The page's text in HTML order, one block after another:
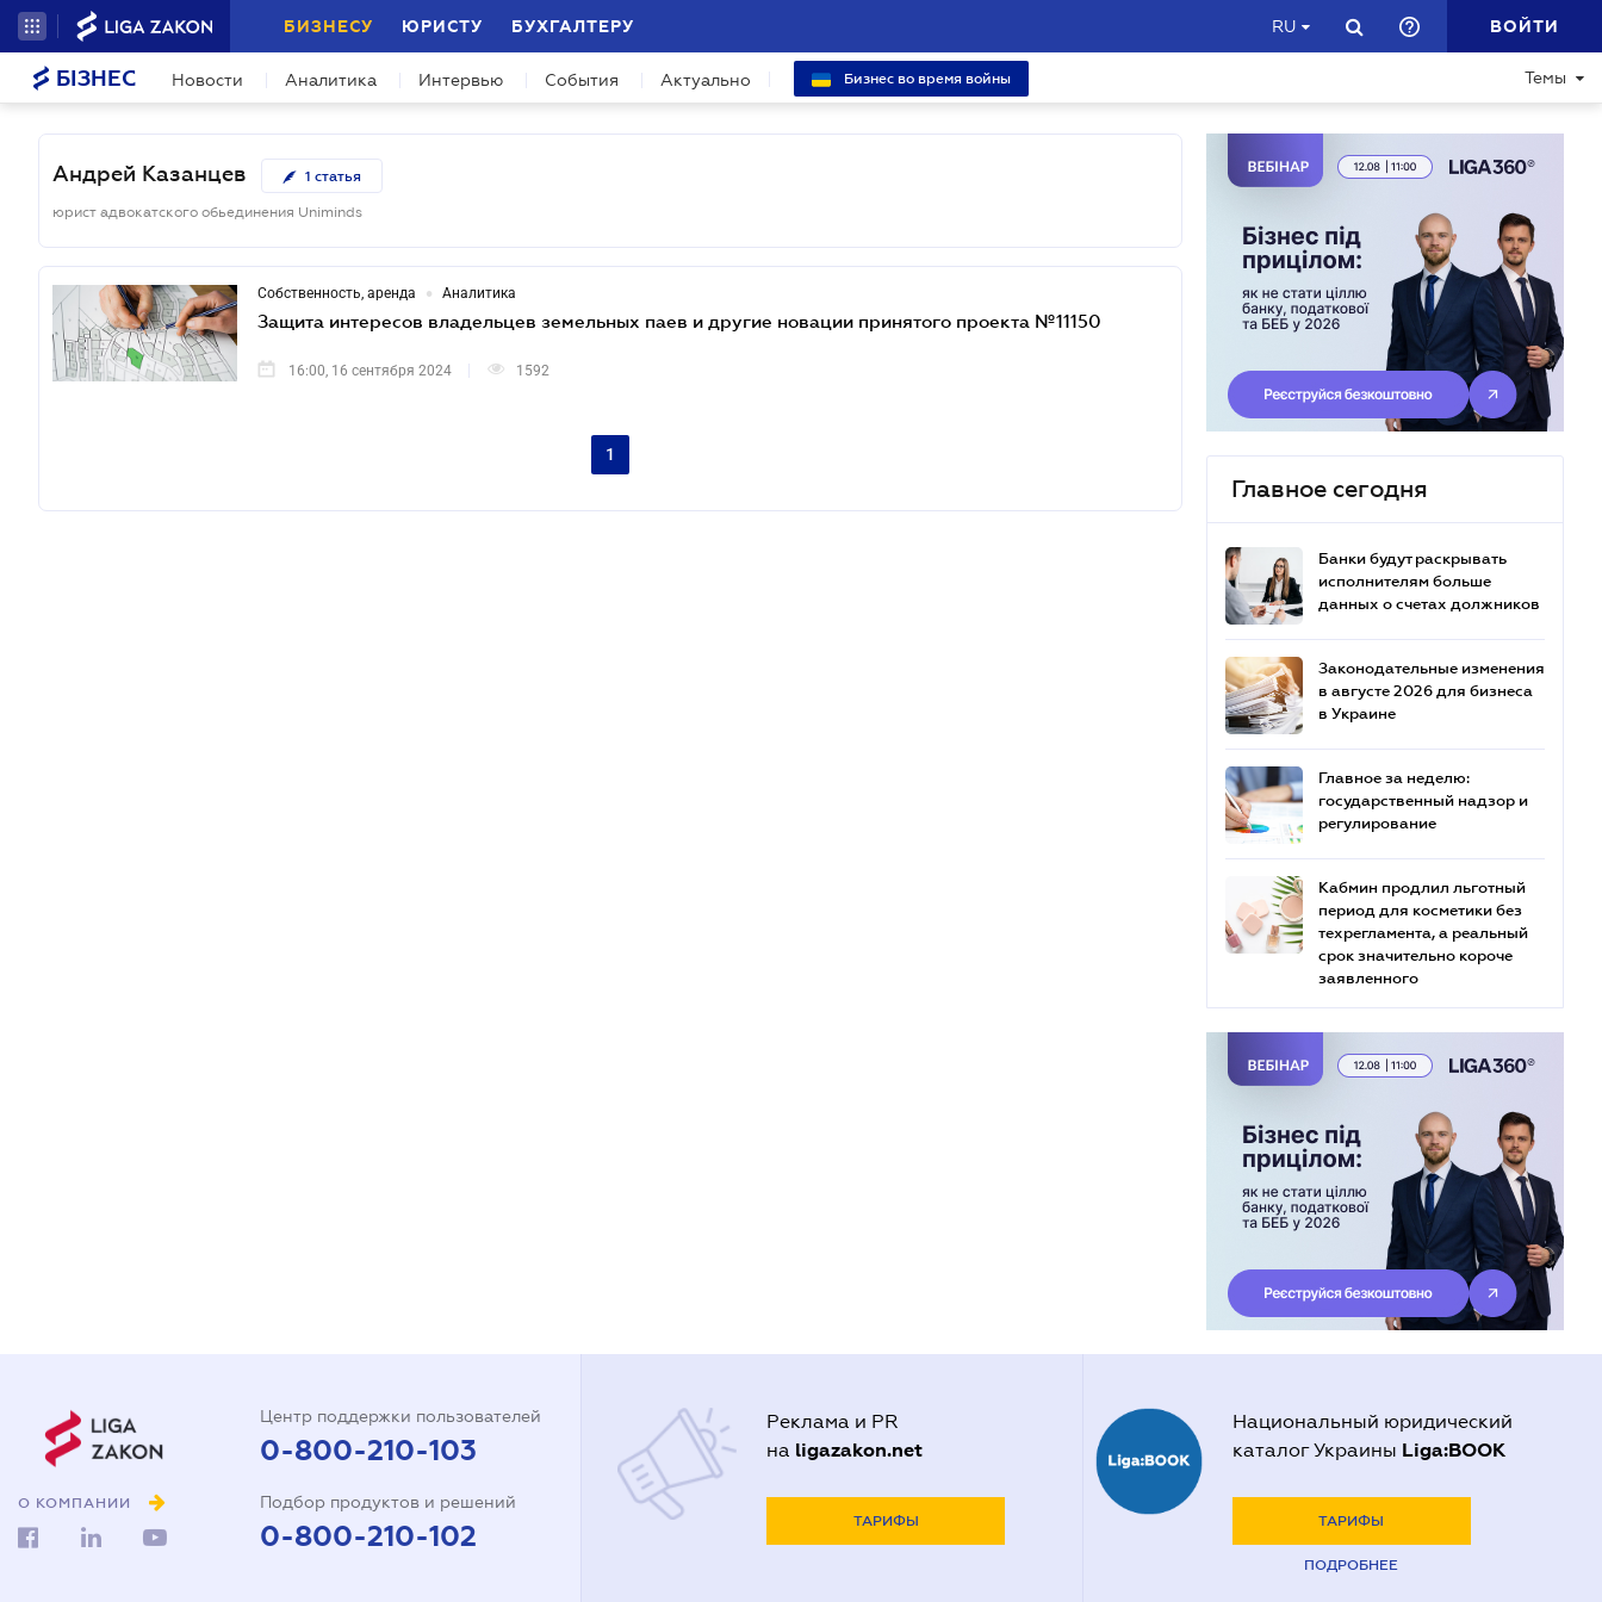
БИЗНЕСУ ЮРИСТУ БУХГАЛТЕРУ RU ВОЙТИ
БІЗНЕС Новости Аналитика Интервью События Актуально Бизнес во время войны Темы
Андрей Казанцев 1 статья
юрист адвокатского обьединения Uniminds
Собственность, аренда • Аналитика
Защита интересов владельцев земельных паев и другие новации принятого проекта №11150
16:00, 16 сентября 2024 1592
1
Главное сегодня
Банки будут раскрывать
исполнителям больше
данных о счетах должников
Законодательные изменения
в августе 2026 для бизнеса
в Украине
Главное за неделю:
государственный надзор и
регулирование
Кабмин продлил льготный
период для косметики без
техрегламента, а реальный
срок значительно короче
заявленного
О КОМПАНИИ
Центр поддержки пользователей
0-800-210-103
Подбор продуктов и решений
0-800-210-102
Реклама и PR
на ligazakon.net
ТАРИФЫ
Национальный юридический
каталог Украины Liga:BOOK
ТАРИФЫ
ПОДРОБНЕЕ